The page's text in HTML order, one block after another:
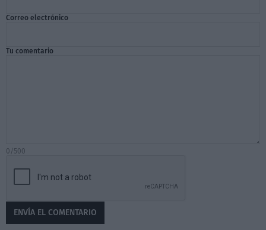
Correo electrónico
Tu comentario
0/500